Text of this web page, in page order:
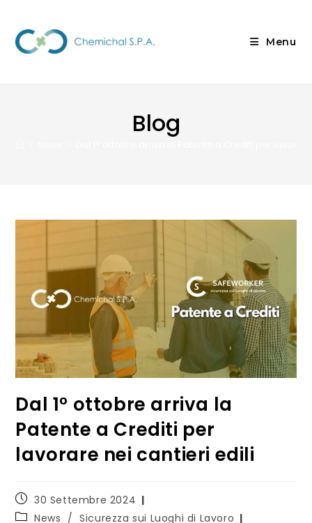
Menu
Blog
Dal 1° ottobre arriva la
Patente a Crediti per
lavorare nei cantieri edili
30 Settembre 2024
News / Sicurezza sui Luoghi di Lavoro